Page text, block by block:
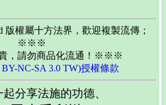
權屬十方法界，歡迎複製流傳；
※※※
，請勿商品化流通！※※※
NC-SA 3.0 TW)授權條款
分享法施的功德、